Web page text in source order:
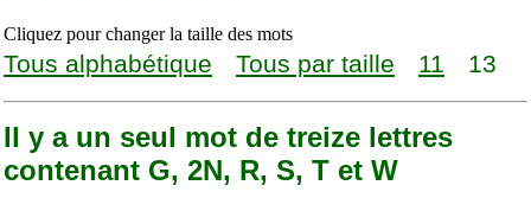
Cliquez pour changer la taille des mots
Tous alphabétique Tous par taille 11 13
Il y a un seul mot de treize lettres
contenant G, 2N, R, S, T et W